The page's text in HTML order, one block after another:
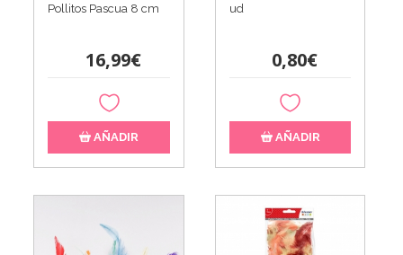
Pollitos Pascua 8 cm
16,99€
AÑADIR
ud
0,80€
AÑADIR